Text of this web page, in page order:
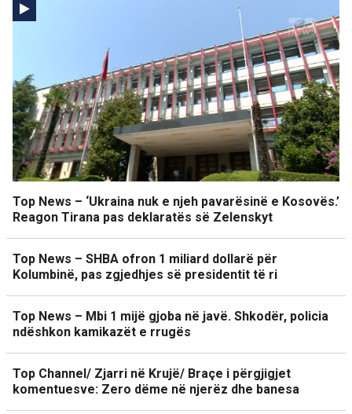
Top News – ‘Ukraina nuk e njeh pavarësinë e Kosovës.’
Reagon Tirana pas deklaratës së Zelenskyt
Top News – SHBA ofron 1 miliard dollarë për
Kolumbinë, pas zgjedhjes së presidentit të ri
Top News – Mbi 1 mijë gjoba në javë. Shkodër, policia
ndëshkon kamikazët e rrugës
Top Channel/ Zjarri në Krujë/ Braçe i përgjigjet
komentuesve: Zero dëme në njerëz dhe banesa